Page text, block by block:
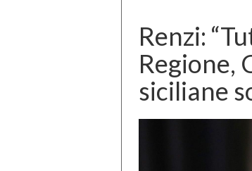
Renzi:
Regione,
siciliane